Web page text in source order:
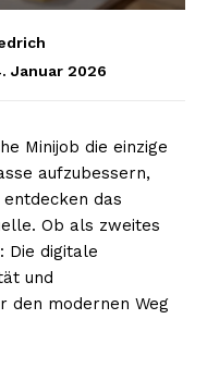
Januar 2026
Minijob die einzige
aufzubessern,
das
Ob als zweites
Die digitale
und
den modernen Weg